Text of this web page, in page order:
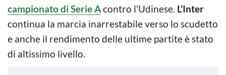
campionato di Serie Acontro l’Udinese. L’Inter
continua la marcia inarrestabile verso lo scudetto
e anche il rendimento delle ultime partite è stato
di altissimo livello.